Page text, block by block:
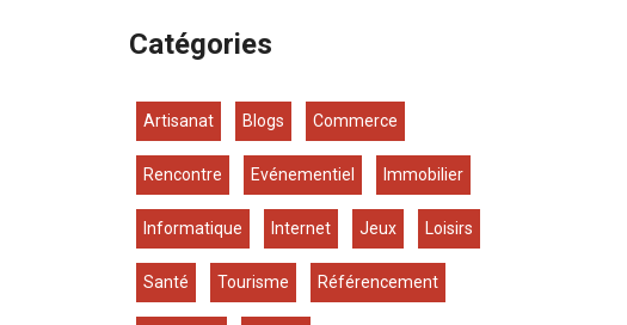
Catégories
Artisanat Blogs Commerce
Rencontre Evénementiel Immobilier
Informatique Internet Jeux Loisirs
Santé Tourisme Référencement